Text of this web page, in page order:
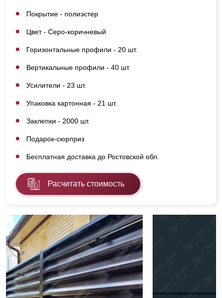
Покрытие - полиэстер
Цвет - Серо-коричневый
Горизонтальные профили - 20 шт.
Вертикальные профили - 40 шт.
Усилители - 23 шт.
Упаковка картонная - 21 шт.
Заклепки - 2000 шт.
Подарок-сюрприз
Бесплатная доставка до Ростовской обл.
Расчитать стоимость